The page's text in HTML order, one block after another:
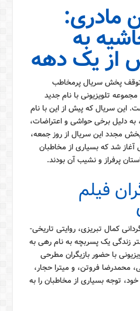
مادری:
به
از یک دهه
پخش سریال پرمخاطب
تلویزیونی با نام جدید
این سریال که پیش از این با نام
دلیل برخی حواشی و اعتراضات،
بود. پخش مجدد این سریال از روز جمعه،
۱۴۰۳، در حالی آغاز شد که بسیاری از مخاطبان
پرفراز و نشیب آن بودند.
فیلم
کمال تبریزی، روایتی تاریخی-
زندگی یک پسربچه به نام رهی به
با حضور بازیگران مطرحی
فروتن، و میترا حجار،
توجه بسیاری از مخاطبان را به